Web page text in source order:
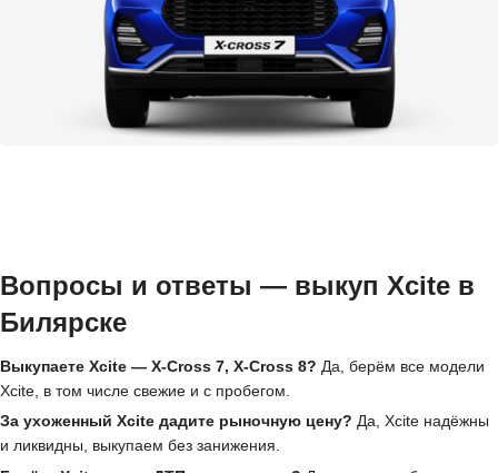
Вопросы и ответы — выкуп Xcite в
Билярске
Выкупаете Xcite — X-Cross 7, X-Cross 8? Да, берём все модели
Xcite, в том числе свежие и с пробегом.
За ухоженный Xcite дадите рыночную цену? Да, Xcite надёжны
и ликвидны, выкупаем без занижения.